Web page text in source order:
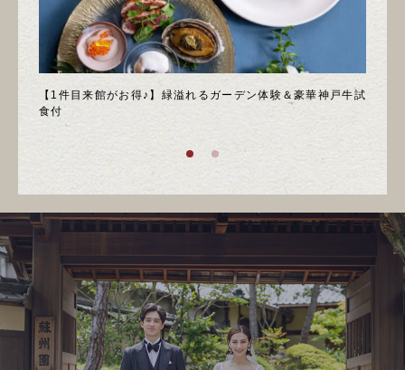
【1件目来館がお得♪】緑溢れるガーデン体験＆豪華神戸牛試
食付